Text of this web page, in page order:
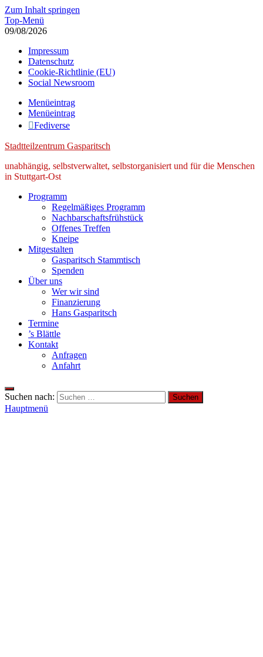
Zum Inhalt springen
Top-Menü
09/08/2026
Impressum
Datenschutz
Cookie-Richtlinie (EU)
Social Newsroom
Menüeintrag
Menüeintrag
Fediverse
Stadtteilzentrum Gasparitsch
unabhängig, selbstverwaltet, selbstorganisiert und für die Menschen
in Stuttgart-Ost
Programm
Regelmäßiges Programm
Nachbarschaftsfrühstück
Offenes Treffen
Kneipe
Mitgestalten
Gasparitsch Stammtisch
Spenden
Über uns
Wer wir sind
Finanzierung
Hans Gasparitsch
Termine
’s Blättle
Kontakt
Anfragen
Anfahrt
Suchen nach:
Hauptmenü